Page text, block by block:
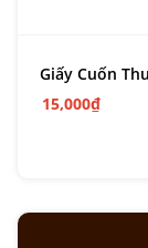
Giấy Cuốn
15,000₫